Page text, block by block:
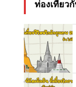
ท่องเที่ยว